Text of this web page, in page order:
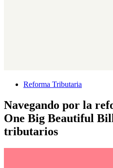
Reforma Tributaria
Navegando por la
One Big Beautiful
tributarios